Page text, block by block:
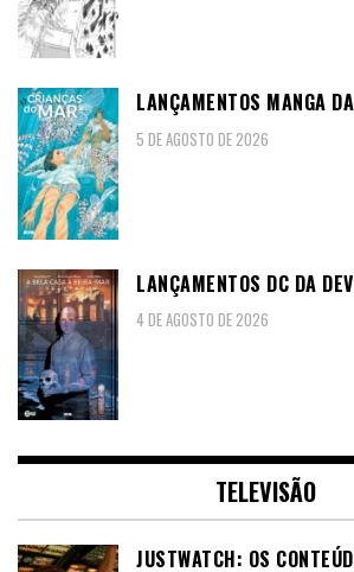
LANÇAMENTOS MANGA
5 DE AGOSTO DE 2026
LANÇAMENTOS DC DA
4 DE AGOSTO DE 2026
TELEVISÃO
JUSTWATCH: OS